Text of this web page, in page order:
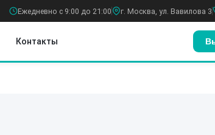
Ежедневно с 9:00 до 21:00 г. Москва, ул. Вавилова 3
Контакты